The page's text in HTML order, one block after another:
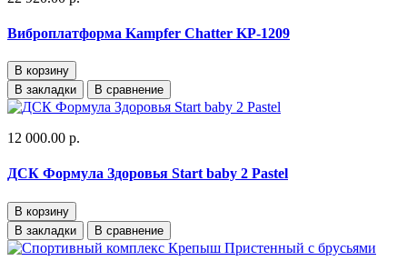
Виброплатформа Kampfer Chatter KP-1209
В корзину
В закладки
В сравнение
12 000.00 р.
ДСК Формула Здоровья Start baby 2 Pastel
В корзину
В закладки
В сравнение